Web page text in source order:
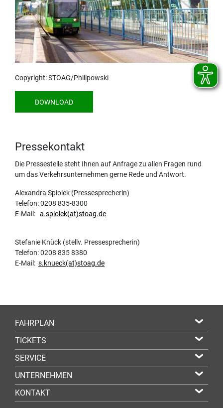
Copyright: STOAG/Philipowski
DOWNLOAD
Pressekontakt
Die Pressestelle steht Ihnen auf Anfrage zu allen Fragen rund
um das Verkehrsunternehmen gerne Rede und Antwort.
Alexandra Spiolek (Pressesprecherin)
Telefon: 0208 835-8300
E-Mail: a.spiolek(at)stoag.de
Stefanie Knück (stellv. Pressesprecherin)
Telefon: 0208 835 8380
E-Mail: s.knueck(at)stoag.de
FAHRPLAN
TICKETS
SERVICE
UNTERNEHMEN
KONTAKT